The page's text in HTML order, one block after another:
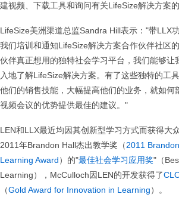
建视频、下载工具和询问有关LifeSize解决方案的
LifeSize美洲渠道总监Sandra Hill表示："带LLX
我们培训和通知LifeSize解决方案合作伙伴社区
伙伴真正想用的独特社会学习平台，我们能够让
入地了解LifeSize解决方案。有了这些独特的工
他们的销售技能，大幅提高他们的业务，就如何
视频会议的优势提供最佳的建议。"
LEN和LLX最近均因其创新型学习方式而获得大
2011年Brandon Hall杰出教学奖（2011
Learning Award）的"最佳社会学习应用奖"（
Learning），McCulloch因LEN的开发获得了
（Gold Award for Innovation in Learning）。